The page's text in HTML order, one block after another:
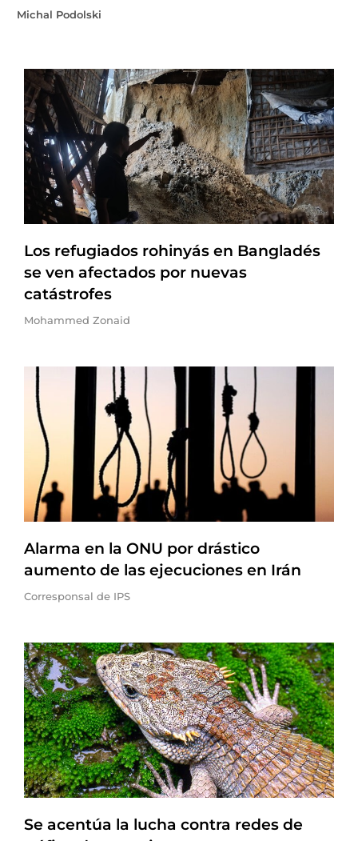
Michal Podolski
Los refugiados rohinyás en Bangladés
se ven afectados por nuevas
catástrofes
Mohammed Zonaid
Alarma en la ONU por drástico
aumento de las ejecuciones en Irán
Corresponsal de IPS
Se acentúa la lucha contra redes de